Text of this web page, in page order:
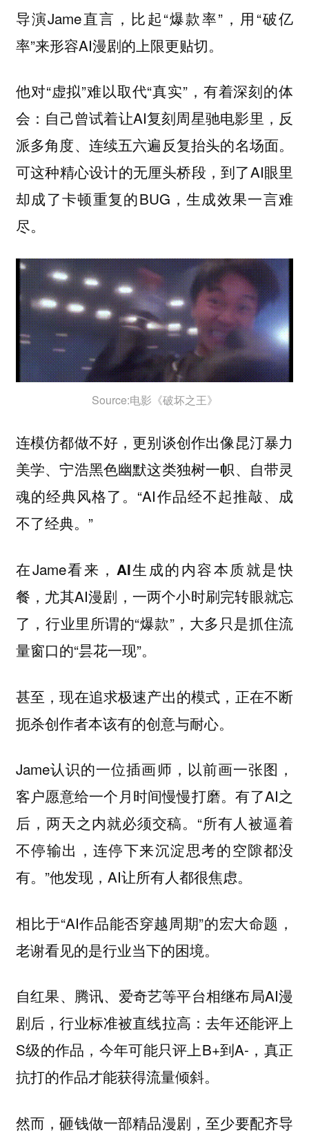
导演Jame直言，比起“爆款率”，用“破亿
率”来形容AI漫剧的上限更贴切。
他对“虚拟”难以取代“真实”，有着深刻的体
会：自己曾试着让AI复刻周星驰电影里，反
派多角度、连续五六遍反复抬头的名场面。
可这种精心设计的无厘头桥段，到了AI眼里
却成了卡顿重复的BUG，生成效果一言难
尽。
Source:电影《破坏之王》
连模仿都做不好，更别谈创作出像昆汀暴力
美学、宁浩黑色幽默这类独树一帜、自带灵
魂的经典风格了。“AI作品经不起推敲、成
不了经典。”
在Jame看来， AI生成的内容本质就是快
餐 ，尤其AI漫剧，一两个小时刷完转眼就忘
了，行业里所谓的“爆款”，大多只是抓住流
量窗口的“昙花一现”。
甚至，现在追求极速产出的模式，正在不断
扼杀创作者本该有的创意与耐心。
Jame认识的一位插画师，以前画一张图，
客户愿意给一个月时间慢慢打磨。有了AI之
后，两天之内就必须交稿。“所有人被逼着
不停输出，连停下来沉淀思考的空隙都没
有。”他发现，AI让所有人都很焦虑。
相比于“AI作品能否穿越周期”的宏大命题，
老谢看见的是行业当下的困境。
自红果、腾讯、爱奇艺等平台相继布局AI漫
剧后，行业标准被直线拉高：去年还能评上
S级的作品，今年可能只评上B+到A-，真正
抗打的作品才能获得流量倾斜。
然而，砸钱做一部精品漫剧，至少要配齐导